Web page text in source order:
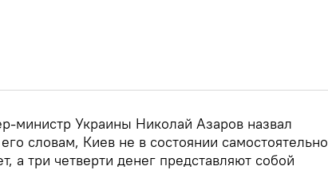
министр Украины Николай Азаров назвал
словам, Киев не в состоянии самостоятельно
а три четверти денег представляют собой